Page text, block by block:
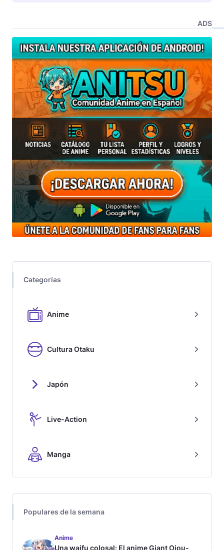
ADS
Categorías
Anime
Cultura Otaku
Japón
Live-Action
Manga
Populares de la semana
Anime
Una waifu colosal: El anime Giant Ojou-